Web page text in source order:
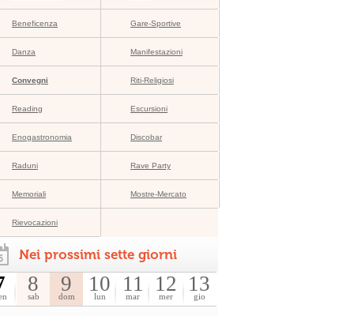
Beneficenza Gare-Sportive
Danza Manifestazioni
Convegni Riti-Religiosi
Reading Escursioni
Enogastronomia Discobar
Raduni Rave Party
Memoriali Mostre-Mercato
Rievocazioni
Nei prossimi sette giorni
8
sab
9
dom
10
lun
11
mar
12
mer
13
gio